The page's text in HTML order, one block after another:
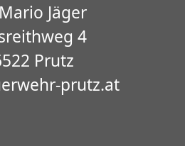
Jäger
4
Prutz
prutz.at